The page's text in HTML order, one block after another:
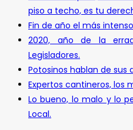
piso a techo, es tu
Fin de año el más
2020, año de la
Legisladores.
Potosinos hablan de sus
Expertos cantineros, los
Lo bueno, lo malo y lo
Local.